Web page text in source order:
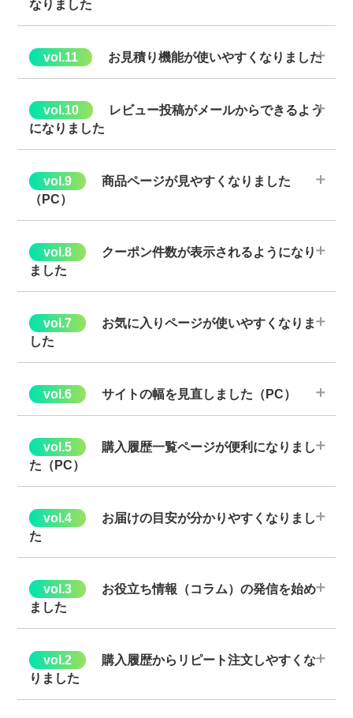
※表示されている価格は、前回ご注文時点での価格です。ご注意
ください。
なりました
→左端にある絞り込みメニューの中に『価格』検索が増えま
した。
数字を入力し、「絞り込む」ボタンを押してください。
お見積り機能が使いやすくなりました
しづらい
→お見積り完了後も商品はカートに残ります。お見積りでの
確認後にカートからすぐに注文できるようになりました。
レビュー投稿がメールからできるよう
になりました
づらい
→購入後の「レビュー」ご案内メールから投稿いただけるよ
うになりました。
商品出荷後1、2週間内にメールをお送りいたします。商品のご
感想をぜひお聞かせください。
商品ページが見やすくなりました
（PC）
明と見比べられない。
→画像、商品説明の右側にカートボタンが見えるように変更
しました。
クーポン件数が表示されるようになり
ました
『クーポンの確認』のところでご覧いただけます。
＞＞マイページへ
お気に入りページが使いやすくなりま
した
◆商品ページへ行かなくては買えないように感じる
・チェックした複数商品を
を上部にも設置
しました。
商品の入数や画像など、商品情報を追加
・「現在の在庫状況」「1点ずつカートに入れるボタン」を追加
＞＞お気に入りページへ
サイトの幅を見直しました（PC）
部分が出る。
→フレキシブルなデザインに変更しました。
購入履歴一覧ページが便利になりまし
た（PC）
◆複数箇所へ一気に送るので、どこ宛の注文がどうなっている
か、確認に1つ1つ詳細ページを見るのが面倒
購入履歴一覧ページ上で
・商品画像と「カートボタン」を追加
できるようになりました。
お届けの目安が分かりやすくなりまし
た
商品ページで在庫状況（出荷日の目安）を目立つようにしまし
た。
※画像はPC画面
ご注文確認画面にて「お届け日の目安」を追加
お役立ち情報（コラム）の発信を始め
ました
ストア・エキスプレスの商品をご購入いただく会員様にかかわり
の深いテーマをピックアップし、特集記事（コラム）として読み
物コンテンツを掲載しています。
購入履歴からリピート注文しやすくな
りました